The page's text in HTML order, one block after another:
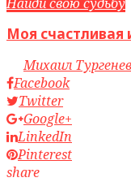
Моя счастливая
byМихаил Тургенев
Facebook
Twitter
Google+
LinkedIn
Pinterest
share